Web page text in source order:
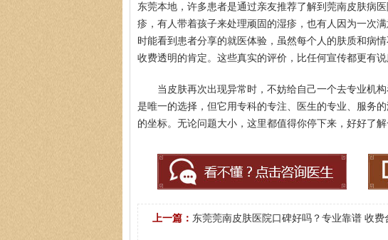
东莞本地，许多患者是通过亲友推荐了解到莞南皮肤病
疹，有人带着孩子来处理顽固的湿疹，也有人因为一次
时能看到患者分享的就医体验，虽然每个人的肤质和病
收费透明的肯定。这些真实的评价，比任何宣传都更有说
当皮肤再次出现异常时，不妨给自己一个去专业机
是唯一的选择，但它用专科的专注、医生的专业、服务
的坐标。无论问题大小，这里都值得你停下来，好好了解
上一篇： 东莞莞南皮肤医院口碑好吗？专业靠谱 收费